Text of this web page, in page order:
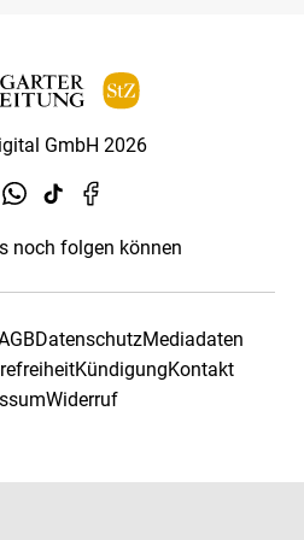
GmbH 2026
noch folgen können
DatenschutzMediadaten
KündigungKontakt
Widerruf